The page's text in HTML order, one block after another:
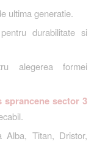
ultima generatie.
durabilitate si
alegerea formei
sprancene sector 3
Titan, Dristor,